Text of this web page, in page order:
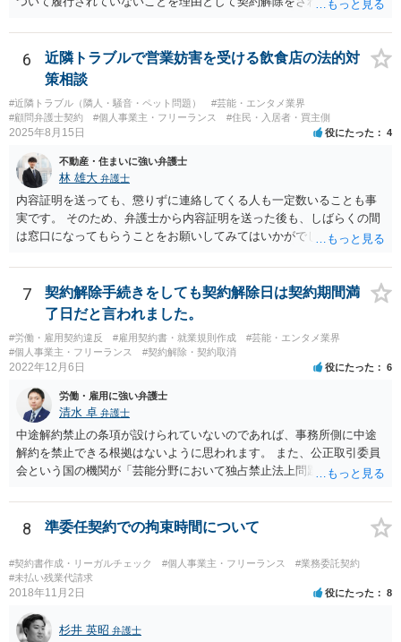
いうご質問であると理解しました。 まず、「物理的にできない開発で
一方的に契約不履行のように伝えられ」とのことですが、「物理的に
できない」と真に言えるのかどうか、なぜ「物理的にできない開発」
を請け負うことになったのかが問題です。 もし、「物理的にできな
い」という意味が、単に「契約に記載された納期では間に合わない」
ということであれば、それは単純に履行遅滞を理由とする債務不履行
そのような開発は理論的に不可能（例えば、タイムマシンを作るとい
う契約等）であれば、契約自体が無効になる可能性があります。 いず
れの場合であっても、結局は、上記の「物理的にできない」部分を除
いた部分は開発完了しているということですから、その部分に相当す
る請負代金は請求できる可能性があります。 ただし、当該開発完了部
以上で、より個別的なお話は、詳しい契約内容や開発内容を知る必要
がありますので、正式に弁護士に相談することも検討された方がよい
と思います。
6
近隣トラブルで営業妨害を受ける飲食店の法的対
策相談
#近隣トラブル（隣人・騒音・ペット問題）
#芸能・エンタメ業界
#顧問弁護士契約
#個人事業主・フリーランス #住民・入居者・買主側
2025年8月15日 役にたった 4
不動産・住まいに強い弁護士
林 雄大 弁護士
内容証明を送っても、懲りずに連絡してくる人も一定数いることも事
実です。 そのため、弁護士から内容証明を送った後も、しばらくの間
は窓口になってもらうことをお願いしてみてはいかがでしょうか。 そ
口（弁護士に）言ってください」とだけお伝えし、それ以外には一切
応じないという姿勢をとることができるため、スタッフの方の負担軽
減を図れると思います。 大変な状況かと思いますが、ご参考になりま
7
契約解除手続きをしても契約解除日は契約期間満
了日だと言われました。
#労働・雇用契約違反 #雇用契約書・就業規則作成
#芸能・エンタメ業界
#個人事業主・フリーランス
#契約解除・契約取消
2022年12月6日 役にたった 6
労働・雇用に強い弁護士
清水 卓 弁護士
中途解約禁止の条項が設けられていないのであれば、事務所側に中途
解約を禁止できる根拠はないように思われます。 また、公正取引委員
会という国の機関が「芸能分野において独占禁止法上問題となり得る
活動を⾏えない旨の義務を課し，⼜は移籍・独⽴した場合には芸能活
動を妨害する旨⽰唆して，移籍・独⽴を諦めさせること（優越的地位
る可能性があり、あなたのケースでも、独占禁止法上問題となり得ま
す。 ただし、「※これら⾏為が実際に独占禁⽌法違反となるかどうか
は，具体的態様に照らして個別に判断されることとなる。例えば，優
越的地位の濫⽤に関して，不当に不利益を与えるか否かは，課される
義務等の内容や期間が⽬的に照らして過⼤であるか，与える不利益の
8 準委任契約での拘束時間について
#契約書作成・リーガルチェック #個人事業主・フリーランス
#業務委託契約
#未払い残業代請求
2018年11月2日 役にたった 8
杉井 英昭 弁護士